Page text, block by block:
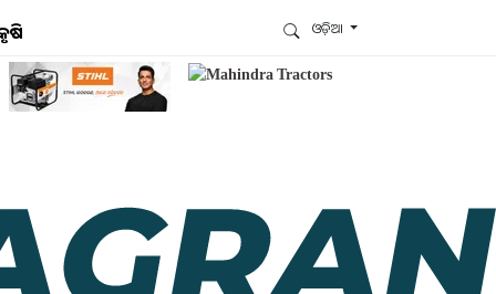
ଓଡ଼ିଆ
ଆମେ ହ୍ବାଟ୍ସଆପ୍‌ରେ ଅଛୁ ! ଆମ ହ୍ବାଟ୍ସଆପ ଗ୍ରୁପରେ
ଏବଂ ଆପଙ୍କୁ ଆବଶ୍ୟକ ହେଉଥିବା ସବୁ
ଗୁରୁତ୍ବପୂର୍ଣ୍ଣ ଅପଡେଟ୍‌ ପାଆନ୍ତୁ ପ୍ରତିଦିନ ।